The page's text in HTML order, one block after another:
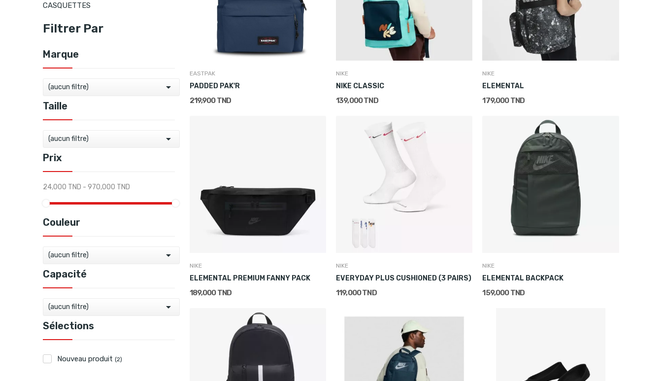
CASQUETTES
Filtrer Par
Marque
(aucun filtre)

Taille
(aucun filtre)

Prix
24,000 TND - 970,000 TND
Couleur
(aucun filtre)

Capacité
(aucun filtre)

Sélections
Nouveau produit (2)
EASTPAK
PADDED PAK'R
219,900 TND
NIKE
NIKE CLASSIC
139,000 TND
NIKE
ELEMENTAL
179,000 TND
NIKE
ELEMENTAL PREMIUM FANNY PACK
189,000 TND
NIKE
EVERYDAY PLUS CUSHIONED (3 PAIRS)
119,000 TND
NIKE
ELEMENTAL BACKPACK
159,000 TND